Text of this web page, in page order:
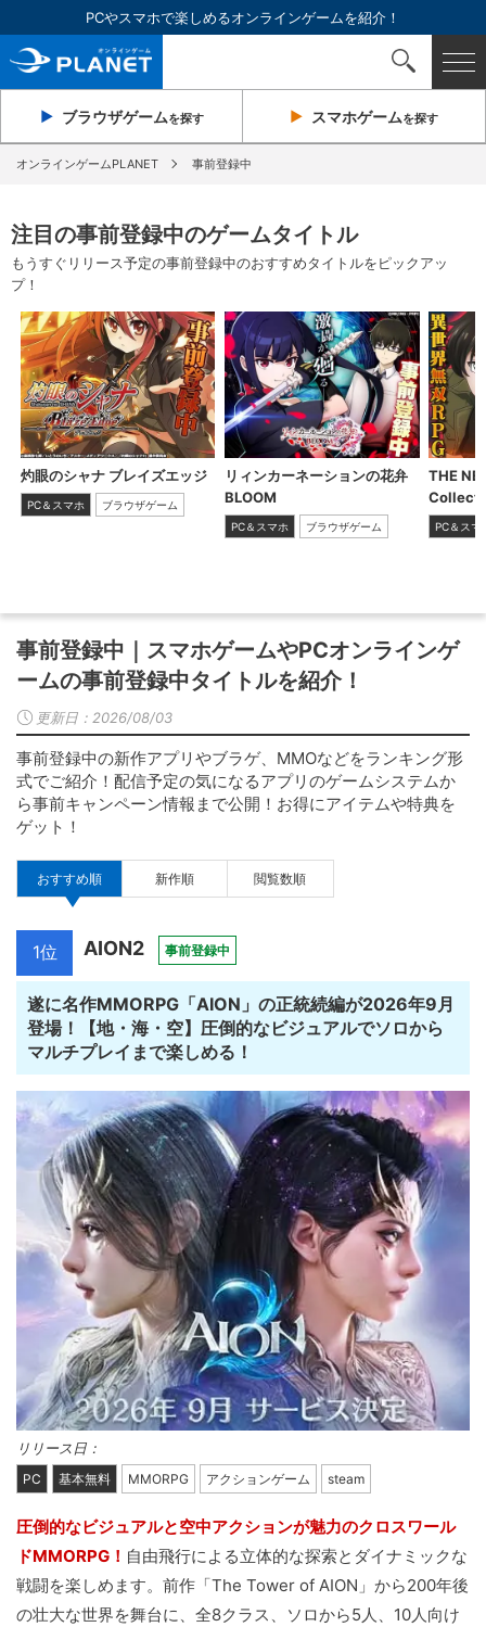
PCやスマホで楽しめるオンラインゲームを紹介！
ブラウザゲームを探す スマホゲームを探す
オンラインゲームPLANET 事前登録中
注目の事前登録中のゲームタイトル
もうすぐリリース予定の事前登録中のおすすめタイトルをピックアッ
プ！
灼眼のシャナ ブレイズエッジ
PC＆スマホ ブラウザゲーム
リィンカーネーションの花弁
BLOOM
PC＆スマホ ブラウザゲーム
THE
PC＆スマ
事前登録中｜スマホゲームやPCオンラインゲ
ームの事前登録中タイトルを紹介！
更新日： 2026/08/03
事前登録中の新作アプリやブラゲ、MMOなどをランキング形
式でご紹介！配信予定の気になるアプリのゲームシステムか
ら事前キャンペーン情報まで公開！お得にアイテムや特典を
ゲット！
おすすめ順 新作順 閲覧数順
1位 AION2 事前登録中
遂に名作MMORPG「AION」の正統続編が2026年9月
登場！【地・海・空】圧倒的なビジュアルでソロから
マルチプレイまで楽しめる！
リリース日：
PC 基本無料 MMORPG アクションゲーム steam
圧倒的なビジュアルと空中アクションが魅力のクロスワール
ドMMORPG！ 自由飛行による立体的な探索とダイナミックな
戦闘を楽しめます。前作「The Tower of AION」から200年後
の壮大な世界を舞台に、全8クラス、ソロから5人、10人向け